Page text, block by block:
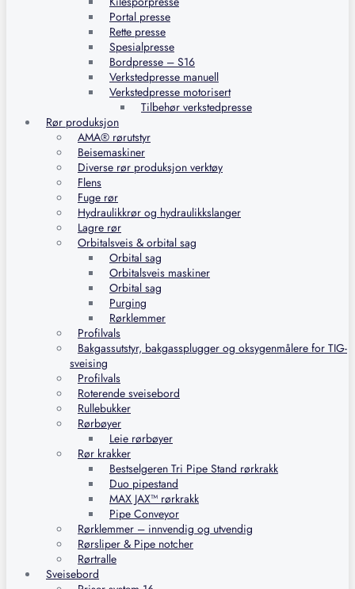
Portal presse
Rette presse
Spesialpresse
Bordpresse – S16
Verkstedpresse manuell
Verkstedpresse motorisert
Tilbehør verkstedpresse
Rør produksjon
AMA® rørutstyr
Beisemaskiner
Diverse rør produksjon verktøy
Flens
Fuge rør
Hydraulikkrør og hydraulikkslanger
Lagre rør
Orbitalsveis & orbital sag
Orbital sag
Orbitalsveis maskiner
Orbital sag
Purging
Rørklemmer
Profilvals
Bakgassutstyr, bakgassplugger og oksygenmålere for TIG-
sveising
Profilvals
Roterende sveisebord
Rullebukker
Rørbøyer
Leie rørbøyer
Rør krakker
Bestselgeren Tri Pipe Stand rørkrakk
Duo pipestand
MAX JAX™ rørkrakk
Pipe Conveyor
Rørklemmer – innvendig og utvendig
Rørsliper & Pipe notcher
Rørtralle
Sveisebord